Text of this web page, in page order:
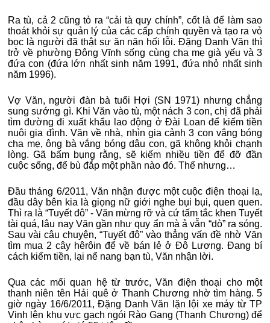
Ra tù, cả 2 cũng tỏ ra “cải tà quy chính”, cốt là để làm sao
thoát khỏi sự quản lý của các cấp chính quyền và tạo ra vỏ
bọc là người đã thật sự ăn năn hối lỗi. Đặng Danh Văn thì
trở về phường Đông Vĩnh sống cùng cha mẹ già yếu và 3
đứa con (đứa lớn nhất sinh năm 1991, đứa nhỏ nhất sinh
năm 1996).
Vợ Văn, người đàn bà tuổi Hợi (SN 1971) nhưng chẳng
sung sướng gì. Khi Văn vào tù, một nách 3 con, chị đã phải
tìm đường đi xuất khẩu lao động ở Đài Loan để kiếm tiền
nuôi gia đình. Văn về nhà, nhìn gia cảnh 3 con vắng bóng
cha mẹ, ông bà vắng bóng dâu con, gã không khỏi chạnh
lòng. Gã bấm bụng rằng, sẽ kiếm nhiều tiền để đỡ đần
cuộc sống, để bù đắp một phần nào đó. Thế nhưng…
Đầu tháng 6/2011, Văn nhận được một cuộc điện thoại lạ,
đầu dây bên kia là giọng nữ giới nghe bụi bụi, quen quen.
Thì ra là “Tuyết đô” - Văn mừng rỡ và cứ tấm tắc khen Tuyết
tài quá, lâu nay Văn gần như quy ẩn mà ả vẫn “dò” ra sóng.
Sau vài câu chuyện, “Tuyết đô” vào thẳng vấn đề nhờ Văn
tìm mua 2 cây hêrôin để về bán lẻ ở Đô Lương. Đang bí
cách kiếm tiền, lại nể nang bạn tù, Văn nhận lời.
Qua các mối quan hệ từ trước, Văn điện thoại cho một
thanh niên tên Hải quê ở Thanh Chương nhờ tìm hàng. 5
giờ ngày 16/6/2011, Đặng Danh Văn lặn lội xe máy từ TP
Vinh lên khu vực gạch ngói Rào Gang (Thanh Chương) để